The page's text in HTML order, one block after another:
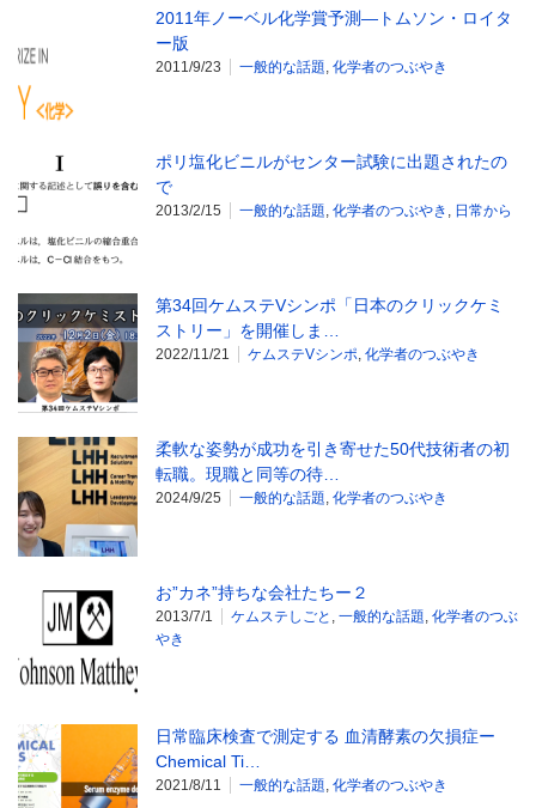
2011年ノーベル化学賞予測―トムソン・ロイタ
ー版
2011/9/23 一般的な話題, 化学者のつぶやき
ポリ塩化ビニルがセンター試験に出題されたの
で
2013/2/15 一般的な話題, 化学者のつぶやき , 日常から
第34回ケムステVシンポ「日本のクリックケミ
ストリー」を開催しま…
2022/11/21 ケムステVシンポ, 化学者のつぶやき
柔軟な姿勢が成功を引き寄せた50代技術者の初
転職。現職と同等の待…
2024/9/25 一般的な話題, 化学者のつぶやき
お”カネ”持ちな会社たちー２
2013/7/1 ケムステしごと , 一般的な話題, 化学者のつぶ
やき
日常臨床検査で測定する 血清酵素の欠損症ー
Chemical Ti…
2021/8/11 一般的な話題, 化学者のつぶやき